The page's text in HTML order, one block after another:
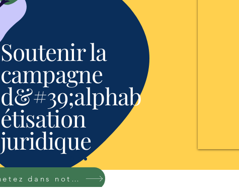
Soutenir la
campagne
d&#39;alphab
étisation
juridique
Achetez dans notre magasin